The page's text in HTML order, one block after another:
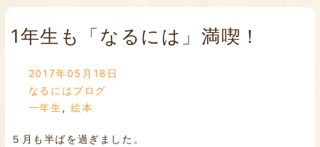
1年生も「なるには」満喫！
2017年05月18日
なるにはブログ
一年生 ,絵本
５月も半ばを過ぎました。